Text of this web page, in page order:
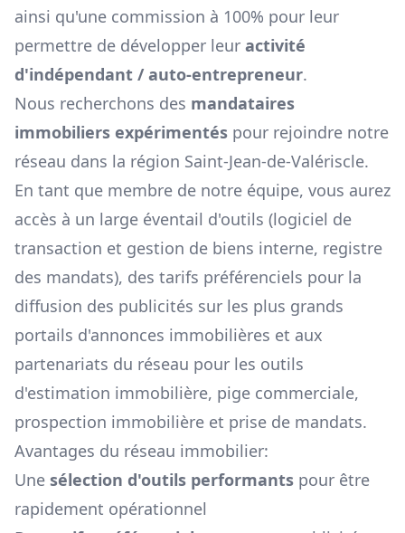
ainsi qu'une commission à 100% pour leur
permettre de développer leur activité
d'indépendant / auto-entrepreneur.
Nous recherchons des mandataires
immobiliers expérimentés pour rejoindre notre
réseau dans la région Saint-Jean-de-Valériscle.
En tant que membre de notre équipe, vous aurez
accès à un large éventail d'outils (logiciel de
transaction et gestion de biens interne, registre
des mandats), des tarifs préférenciels pour la
diffusion des publicités sur les plus grands
portails d'annonces immobilières et aux
partenariats du réseau pour les outils
d'estimation immobilière, pige commerciale,
prospection immobilière et prise de mandats.
Avantages du réseau immobilier:
Une sélection d'outils performants pour être
rapidement opérationnel